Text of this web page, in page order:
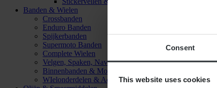
Consent
This website uses cookies
Banden & Wielen
Crossbanden
Enduro Banden
Spijkerbanden
Supermoto Banden
Complete Wielen
Velgen, Spaken, Naven & Lagers
Binnenbanden & Mousses
WIelonderdelen & Accessoires